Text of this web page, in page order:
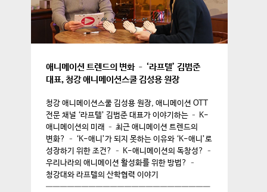
애니메이션 트렌드의 변화 – ‘라프텔’ 김범준
대표, 청강 애니메이션스쿨 김성용 원장
청강 애니메이션스쿨 김성용 원장, 애니메이션 OTT
전문 채널 ‘라프텔’ 김범준 대표가 이야기하는 – K-
애니메이션의 미래 – 최근 애니메이션 트렌드의
변화? – ‘K-애니’가 되지 못하는 이유와 ‘K-애니’로
성장하기 위한 조건? – K-애니메이션의 독창성? –
우리나라의 애니메이션 활성화를 위한 방법? –
청강대와 라프텔의 산학협력 이야기
———————————————————————